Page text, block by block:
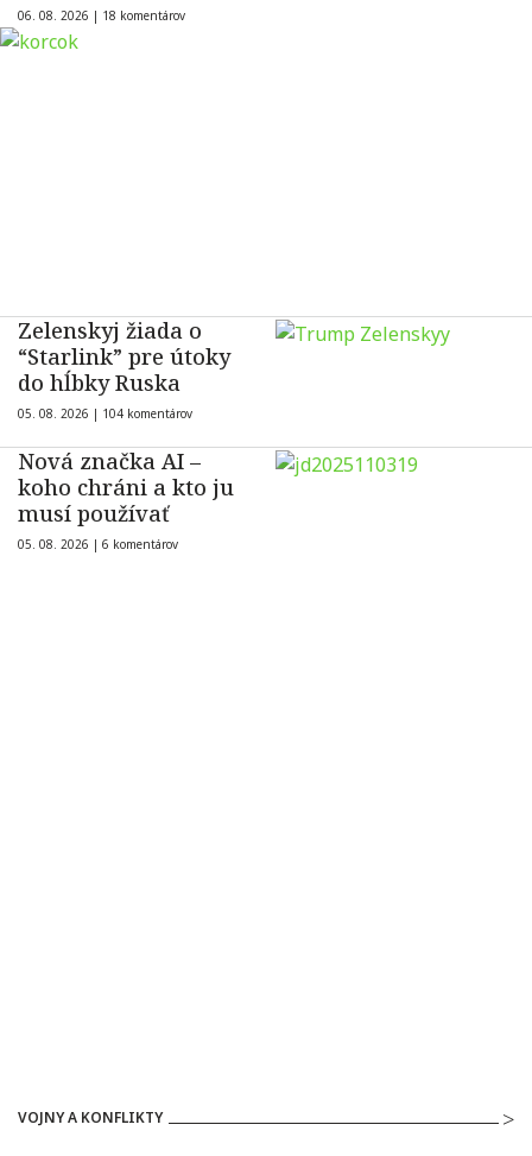
06. 08. 2026 | 18 komentárov
Zelenskyj žiada o
“Starlink” pre útoky
do hĺbky Ruska
05. 08. 2026 | 104 komentárov
Nová značka AI –
koho chráni a kto ju
musí používať
05. 08. 2026 | 6 komentárov
VOJNY A KONFLIKTY